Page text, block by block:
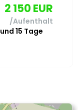
2 150 EUR
/Aufenthalt
und 15 Tage